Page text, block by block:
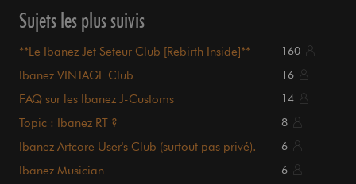
Sujets les plus suivis
**Le Ibanez Jet Seteur Club [Rebirth Inside]** 160
Ibanez VINTAGE Club 16
FAQ sur les Ibanez J-Customs 14
Topic : Ibanez RT ? 8
Ibanez Artcore User's Club (surtout pas privé). 6
Ibanez Musician 6